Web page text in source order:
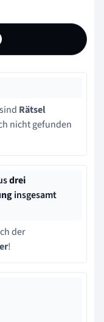
sind Rätsel
nicht gefunden
drei
insgesamt
der
!